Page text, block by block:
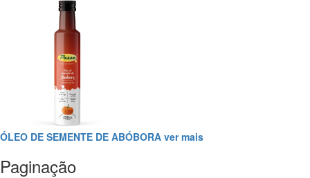
ÓLEO DE SEMENTE DE ABÓBORA ver mais
Paginação